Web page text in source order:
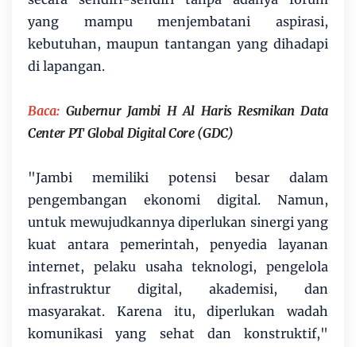
yang mampu menjembatani aspirasi,
kebutuhan, maupun tantangan yang dihadapi
di lapangan.
Baca: Gubernur Jambi H Al Haris Resmikan Data
Center PT Global Digital Core (GDC)
"Jambi memiliki potensi besar dalam
pengembangan ekonomi digital. Namun,
untuk mewujudkannya diperlukan sinergi yang
kuat antara pemerintah, penyedia layanan
internet, pelaku usaha teknologi, pengelola
infrastruktur digital, akademisi, dan
masyarakat. Karena itu, diperlukan wadah
komunikasi yang sehat dan konstruktif,"